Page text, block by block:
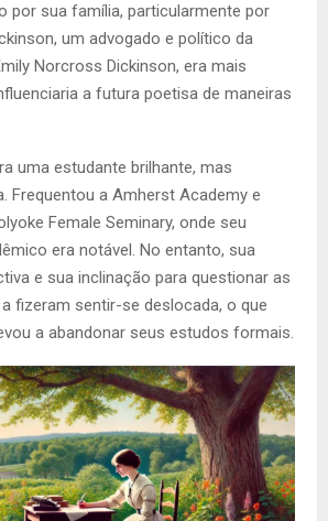
por sua família, particularmente por
um advogado e político da
Norcross Dickinson, era mais
a futura poetisa de maneiras
uma estudante brilhante, mas
Frequentou a Amherst Academy e
Female Seminary, onde seu
era notável. No entanto, sua
e sua inclinação para questionar as
fizeram sentir-se deslocada, o que
a abandonar seus estudos formais.